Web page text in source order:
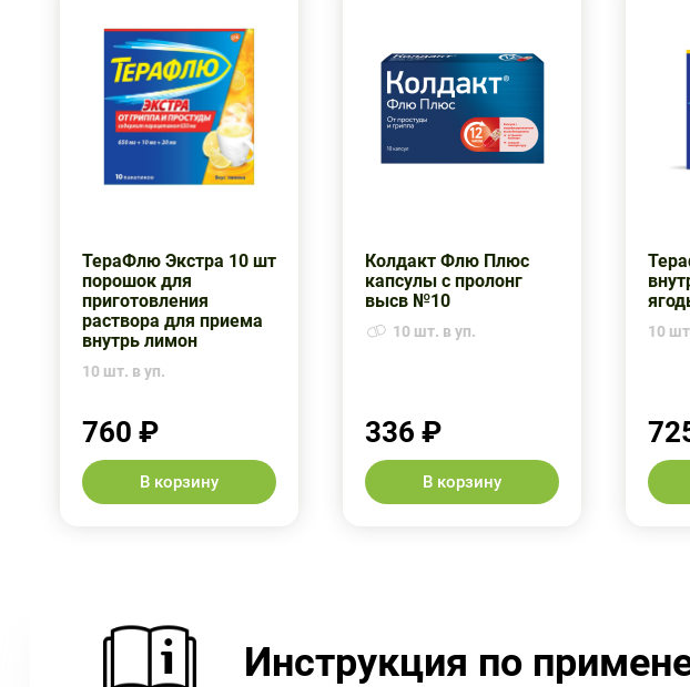
ТераФлю Экстра 10 шт
порошок для
приготовления
раствора для приема
внутрь лимон
10 шт. в уп.
760 ₽
В корзину
Колдакт Флю Плюс
капсулы с пролонг
высв №10
10 шт. в уп.
336 ₽
В корзину
10
Инструкция по